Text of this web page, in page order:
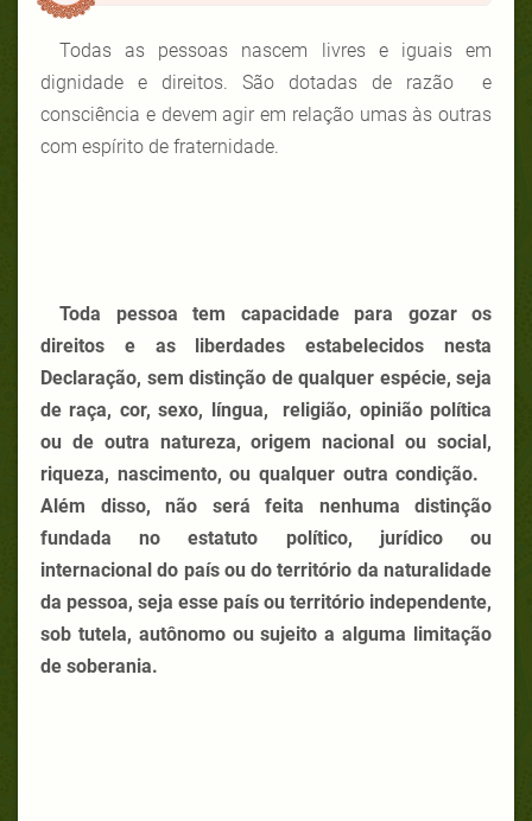
Todas as pessoas nascem livres e iguais em
dignidade e direitos. São dotadas de razão e
consciência e devem agir em relação umas às outras
com espírito de fraternidade.
Toda pessoa tem capacidade para gozar os
direitos e as liberdades estabelecidos nesta
Declaração, sem distinção de qualquer espécie, seja
de raça, cor, sexo, língua, religião, opinião política
ou de outra natureza, origem nacional ou social,
riqueza, nascimento, ou qualquer outra condição.
Além disso, não será feita nenhuma distinção
fundada no estatuto político, jurídico ou
internacional do país ou do território da naturalidade
da pessoa, seja esse país ou território independente,
sob tutela, autônomo ou sujeito a alguma limitação
de soberania.